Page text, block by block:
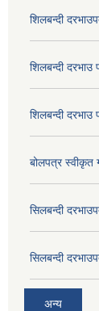
शिलबन्दी
शिलबन्दी
शिलबन्दी
बोलपत्र स्वीकृत
सिलबन्दी
सिलबन्दी
अन्य